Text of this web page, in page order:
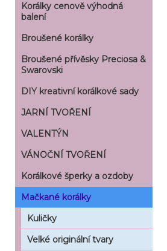
Korálky cenově výhodná
balení
Broušené korálky
Broušené přívěsky Preciosa &
Swarovski
DIY kreativní korálkové sady
JARNÍ TVOŘENÍ
VALENTÝN
VÁNOČNÍ TVOŘENÍ
Korálkové šperky a ozdoby
Mačkané korálky
Kuličky
Velké originální tvary